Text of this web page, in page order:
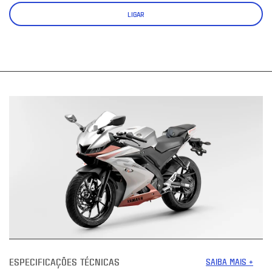
LIGAR
ESPECIFICAÇÕES TÉCNICAS SAIBA MAIS +